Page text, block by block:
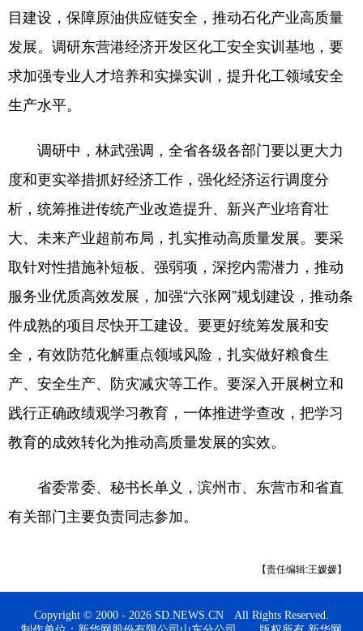
Deutsch Português
目建设，保障原油供应链安全，推动石化产业高质量
发展。调研东营港经济开发区化工安全实训基地，要
求加强专业人才培养和实操实训，提升化工领域安全
生产水平。
调研中，林武强调，全省各级各部门要以更大力
度和更实举措抓好经济工作，强化经济运行调度分
析，统筹推进传统产业改造提升、新兴产业培育壮
大、未来产业超前布局，扎实推动高质量发展。要采
取针对性措施补短板、强弱项，深挖内需潜力，推动
服务业优质高效发展，加强“六张网”规划建设，推动条
件成熟的项目尽快开工建设。要更好统筹发展和安
全，有效防范化解重点领域风险，扎实做好粮食生
产、安全生产、防灾减灾等工作。要深入开展树立和
践行正确政绩观学习教育，一体推进学查改，把学习
教育的成效转化为推动高质量发展的实效。
省委常委、秘书长单义，滨州市、东营市和省直
有关部门主要负责同志参加。
【责任编辑:王媛媛】
Copyright © 2000 - 2026 SD.NEWS.CN All Rights Reserved.